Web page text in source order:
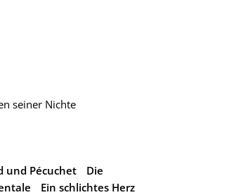
seiner Nichte
und Pécuchet
Die
Ein schlichtes Herz